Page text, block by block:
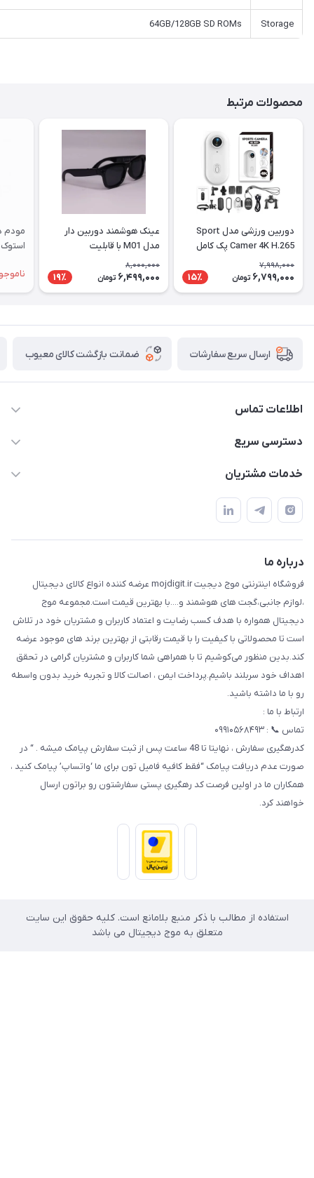
64GB/
عینک هوشمند دوربین دار
مدل M01 با قابلیت
فیلم‌برداری ۴K
8,000,000
6,499,000 تومان 19٪
استوک | مشابه نو
ناموجود
ضمانت بازگشت کالای معیوب تضمین اصالت و کیفیت
فروشگاه اینترنتی موج دیجیت mojdigit.ir عرضه کننده انواع کالای دیجیتال
و....با بهترین قیمت است.مجموعه موج
و اعتماد کاربران و مشتریان خود در تلاش
قیمت رقابتی از بهترین برند های موجود عرضه
همراهی شما کاربران و مشتریان گرامی در تحقق
ایمن ، اصالت کالا و تجربه خرید بدون واسطه
کدرهگیری سفارش ، نهایتا تا 48 ساعت پس از ثبت سفارش پیامک میشه . “ در
فامیل تون برای ما ‘واتساپ’ پیامک کنید ،
پستی سفارشتون رو براتون ارسال
منبع بلامانع است. کلیه حقوق این سایت
موج دیجیتال می باشد